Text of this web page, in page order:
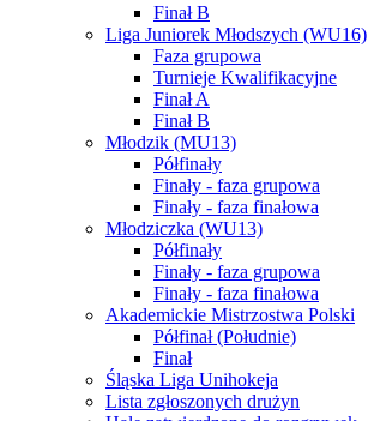
Finał B
Liga Juniorek Młodszych (WU16)
Faza grupowa
Turnieje Kwalifikacyjne
Finał A
Finał B
Młodzik (MU13)
Półfinały
Finały - faza grupowa
Finały - faza finałowa
Młodziczka (WU13)
Półfinały
Finały - faza grupowa
Finały - faza finałowa
Akademickie Mistrzostwa Polski
Półfinał (Południe)
Finał
Śląska Liga Unihokeja
Lista zgłoszonych drużyn